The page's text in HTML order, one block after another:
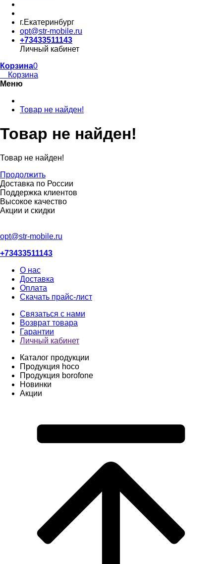
г.Екатеринбург
opt@str-mobile.ru
+73433511143
Личный кабинет
Корзина0
Корзина
Меню
Товар не найден!
Товар не найден!
Товар не найден!
Продолжить
Доставка по России
Поддержка клиентов
Высокое качество
Акции и скидки
opt@str-mobile.ru
+73433511143
О нас
Доставка
Оплата
Скачать прайс-лист
Связаться с нами
Возврат товара
Гарантии
Личный кабинет
Каталог продукции
Продукция hoco
Продукция borofone
Новинки
Акции